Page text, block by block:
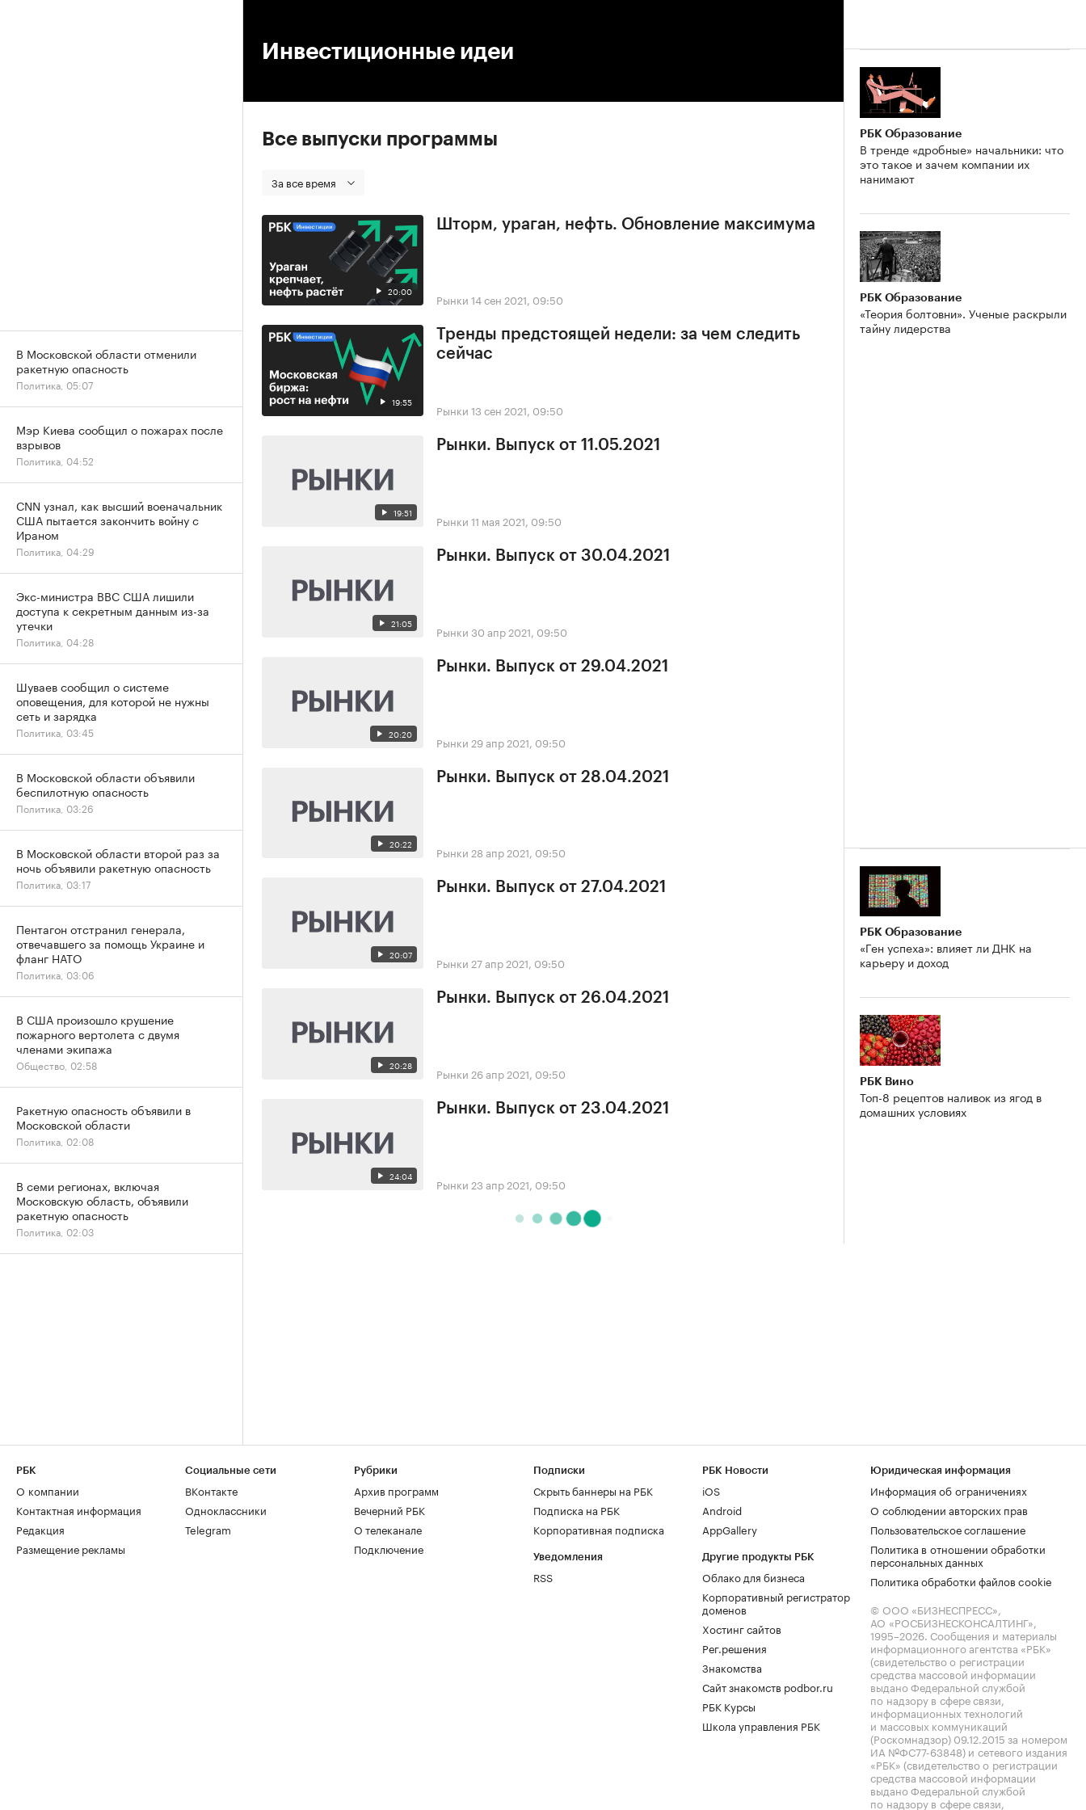
Инвестиционные идеи
Все выпуски программы
За все время
20:00
Шторм, ураган, нефть. Обновление максимума
Рынки 14 сен 2021, 09:50
19:55
Тренды предстоящей недели: за чем следить
сейчас
Рынки 13 сен 2021, 09:50
19:51
Рынки. Выпуск от 11.05.2021
Рынки 11 мая 2021, 09:50
21:05
Рынки. Выпуск от 30.04.2021
Рынки 30 апр 2021, 09:50
20:20
Рынки. Выпуск от 29.04.2021
Рынки 29 апр 2021, 09:50
20:22
Рынки. Выпуск от 28.04.2021
Рынки 28 апр 2021, 09:50
20:07
Рынки. Выпуск от 27.04.2021
Рынки 27 апр 2021, 09:50
20:28
Рынки. Выпуск от 26.04.2021
Рынки 26 апр 2021, 09:50
24:04
Рынки. Выпуск от 23.04.2021
Рынки 23 апр 2021, 09:50
РБК Образование
В тренде «дробные» начальники: что
это такое и зачем компании их
нанимают
РБК Образование
«Теория болтовни». Ученые раскрыли
тайну лидерства
РБК Образование
«Ген успеха»: влияет ли ДНК на
карьеру и доход
РБК Вино
Топ-8 рецептов наливок из ягод в
домашних условиях
В Московской области отменили
ракетную опасность
Политика, 05:07
Мэр Киева сообщил о пожарах после
взрывов
Политика, 04:52
CNN узнал, как высший военачальник
США пытается закончить войну с
Ираном
Политика, 04:29
Экс-министра ВВС США лишили
доступа к секретным данным из-за
утечки
Политика, 04:28
Шуваев сообщил о системе
оповещения, для которой не нужны
сеть и зарядка
Политика, 03:45
В Московской области объявили
беспилотную опасность
Политика, 03:26
В Московской области второй раз за
ночь объявили ракетную опасность
Политика, 03:17
Пентагон отстранил генерала,
отвечавшего за помощь Украине и
фланг НАТО
Политика, 03:06
В США произошло крушение
пожарного вертолета с двумя
членами экипажа
Общество, 02:58
Ракетную опасность объявили в
Московской области
Политика, 02:08
В семи регионах, включая
Московскую область, объявили
ракетную опасность
Политика, 02:03
РБК
О компании
Контактная информация
Редакция
Размещение рекламы
Социальные сети
ВКонтакте
Одноклассники
Telegram
Рубрики
Архив программ
Вечерний РБК
О телеканале
Подключение
Подписки
Скрыть баннеры на РБК
Подписка на РБК
Корпоративная подписка
Уведомления
RSS
РБК Новости
iOS
Android
AppGallery
Другие продукты РБК
Облако для бизнеса
Корпоративный регистратор
доменов
Хостинг сайтов
Рег.решения
Знакомства
Сайт знакомств podbor.ru
РБК Курсы
Школа управления РБК
Юридическая информация
Информация об ограничениях
О соблюдении авторских прав
Пользовательское соглашение
Политика в отношении обработки
персональных данных
Политика обработки файлов cookie
© ООО «БИЗНЕСПРЕСС»,
АО «РОСБИЗНЕСКОНСАЛТИНГ»,
1995–2026. Сообщения и материалы
информационного агентства «РБК»
(свидетельство о регистрации
средства массовой информации
выдано Федеральной службой
по надзору в сфере связи,
информационных технологий
и массовых коммуникаций
(Роскомнадзор) 09.12.2015 за номером
ИА №ФС77-63848) и сетевого издания
«РБК» (свидетельство о регистрации
средства массовой информации
выдано Федеральной службой
по надзору в сфере связи,